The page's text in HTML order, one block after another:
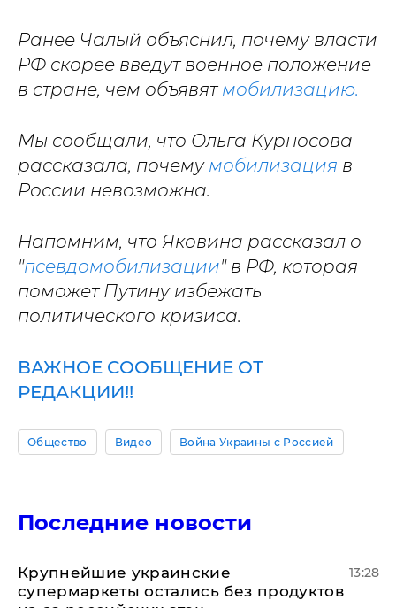
Ранее Чалый объяснил, почему власти
РФ скорее введут военное положение
в стране, чем объявят мобилизацию.
Мы сообщали, что Ольга Курносова
рассказала, почему мобилизация в
России невозможна.
Напомним, что Яковина рассказал о
"псевдомобилизации" в РФ, которая
поможет Путину избежать
политического кризиса.
ВАЖНОЕ СООБЩЕНИЕ ОТ
РЕДАКЦИИ!!
Общество Видео Война Украины с Россией
Последние новости
Крупнейшие украинские
супермаркеты остались без продуктов
13:28